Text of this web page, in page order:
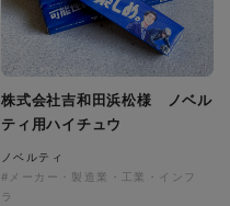
株式会社吉和田浜松様 ノベル
ティ用ハイチュウ
ノベルティ
#メーカー・製造業・工業・インフ
ラ